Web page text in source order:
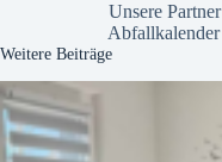
Unsere Partner
Abfallkalender
Weitere Beiträge